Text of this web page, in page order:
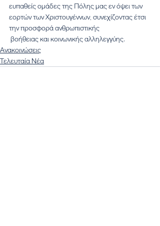
ευπαθείς ομάδες της Πόλης μας εν όψει των
εορτών των Χριστουγέννων, συνεχίζοντας έτσι
την προσφορά ανθρωπιστικής
βοήθειας και κοινωνικής αλληλεγγύης.
Ανακοινώσεις
Τελευταία Νέα